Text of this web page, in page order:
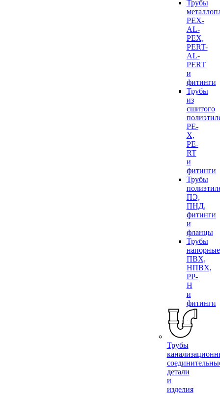
Трубы
PEX-
AL-
PEX,
PERT-
AL-
PERT
и
фитинги
Трубы
из
сшитого
PE-
X,
PE-
RT
и
фитинги
Трубы
ПЭ,
ПНД,
фитинги
и
фланцы
Трубы
напорные
ПВХ,
НПВХ,
PP-
H
и
фитинги
Трубы
детали
и
изделия